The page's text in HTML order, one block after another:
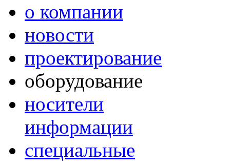
о компании
новости
проектирование
оборудование
носители
информации
специальные